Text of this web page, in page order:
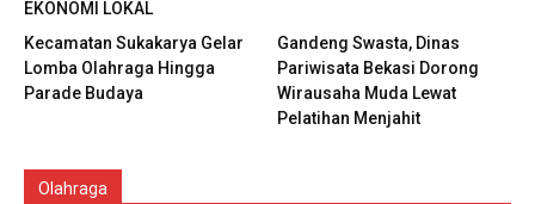
EKONOMI LOKAL
Kecamatan Sukakarya Gelar
Lomba Olahraga Hingga
Parade Budaya
Gandeng Swasta, Dinas
Pariwisata Bekasi Dorong
Wirausaha Muda Lewat
Pelatihan Menjahit
Olahraga